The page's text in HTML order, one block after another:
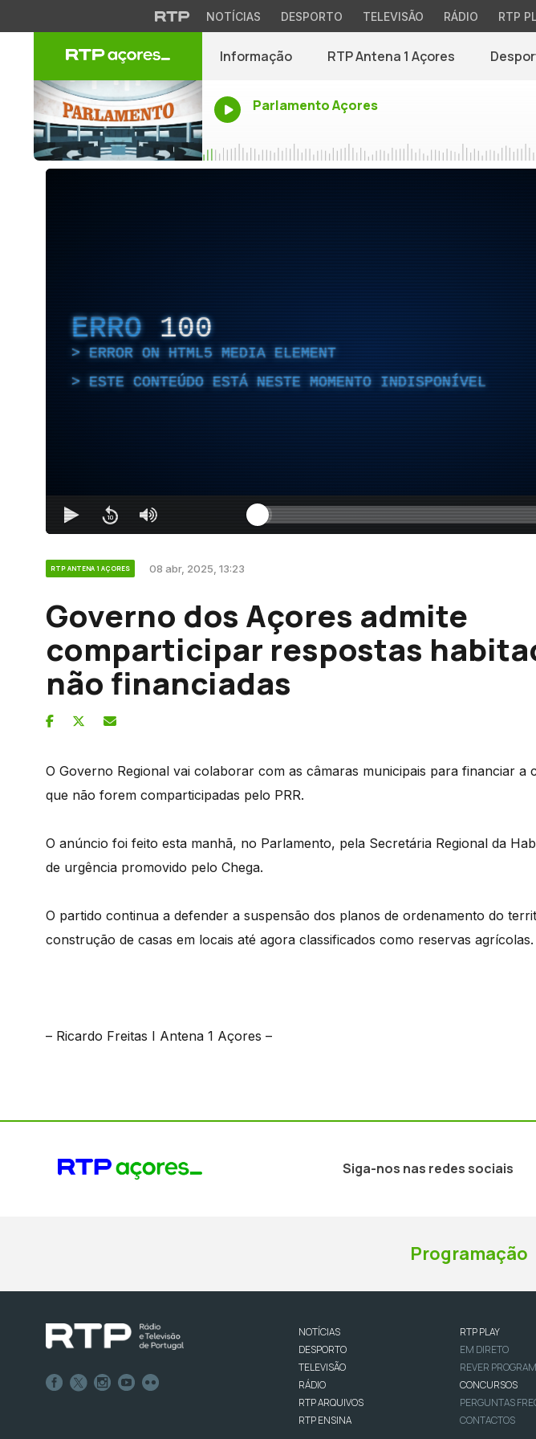
NOTÍCIAS DESPORTO TELEVISÃO RÁDIO RTP
Informação RTP Antena 1 Açores
Parlamento Açores
ERRO 100
ERROR ON HTML5 MEDIA ELEMENT
ESTE CONTEÚDO ESTÁ NESTE MOMENTO INDISPONÍVEL
RTP ANTENA 1 AÇORES 08 abr, 2025, 13:23
Governo dos Açores admite
comparticipar respostas
não financiadas
O Governo Regional vai colaborar com as câmaras municipais para financiar a
que não forem comparticipadas pelo PRR.
O anúncio foi feito esta manhã, no Parlamento, pela Secretária Regional da
de urgência promovido pelo Chega.
O partido continua a defender a suspensão dos planos de ordenamento do
construção de casas em locais até agora classificados como reservas agrícolas.
– Ricardo Freitas I Antena 1 Açores –
Siga-nos nas redes sociais
Programação
NOTÍCIAS
DESPORTO
TELEVISÃO
RÁDIO
RTP ARQUIVOS
RTP ENSINA
RTP PLAY
EM DIRETO
REVER
CONCURSOS
PERGUNTAS
CONTACTOS